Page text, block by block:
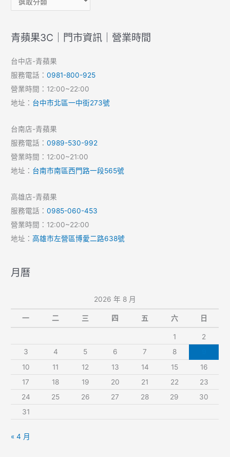
青蘋果3C｜門市資訊｜營業時間
台中店-青蘋果
服務電話：0981-800-925
營業時間：12:00~22:00
地址： 台中市北區一中街273號
台南店-青蘋果
服務電話：0989-530-992
營業時間：12:00~21:00
地址： 台南市南區西門路一段565號
高雄店-青蘋果
服務電話：0985-060-453
營業時間：12:00~22:00
地址：高雄市左營區博愛二路638號
月曆
2026 年 8 月
一 二 三 四 五 六 日
1
2
3
4 5 6 7 8
10
11 12 13 14 15
16
17
18 19 20 21 22
23
24
25 26 27 28 29
30
31
« 4 月